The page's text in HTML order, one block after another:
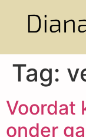
Tag:
Voordat
onder